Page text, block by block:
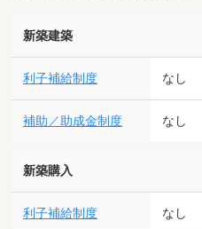
新築建築
利子補給制度 なし
補助／助成金制度 なし
新築購入
利子補給制度 なし